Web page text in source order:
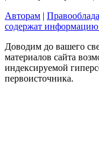
Авторам |
содержат
Доводим до вашего
материалов сайта
индексируемой
первоисточника.